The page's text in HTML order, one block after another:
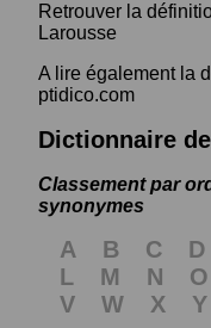
Retrouver la
Larousse
A lire également la
ptidico.com
Dictionnaire
Classement par
synonymes
A B C D
L
M N O
V
W X Y